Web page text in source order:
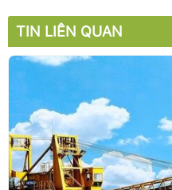
TIN LIÊN QUAN